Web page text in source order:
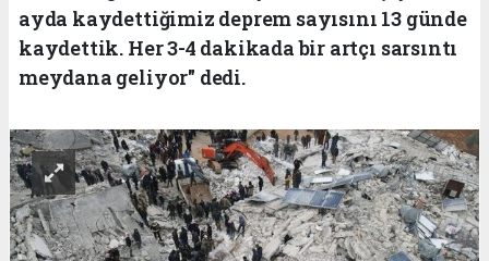
ayda kaydettiğimiz deprem sayısını 13 günde
kaydettik. Her 3-4 dakikada bir artçı sarsıntı
meydana geliyor" dedi.